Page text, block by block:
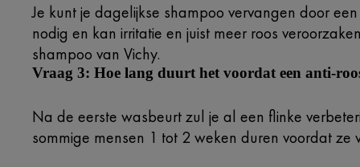
Je kunt je dagelijkse shampoo vervangen door
nodig en kan irritatie en juist meer roos
shampoo van Vichy.
Vraag 3: Hoe lang duurt het voordat een anti-
Na de eerste wasbeurt zul je al een flinke
sommige mensen 1 tot 2 weken duren voordat